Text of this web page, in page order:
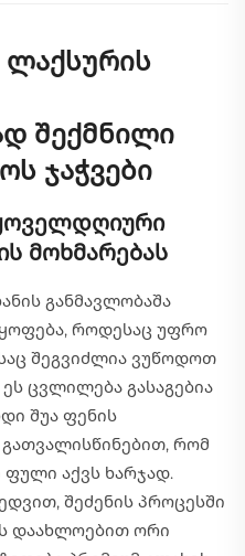
ლაქსურის
შექმნილი
ჯაჭვები
მოხმარებას
განმავლობაშა
როდესაც უფრო
შეგვიძლია ვუწოდოთ
ცვლილება გასაგებია
შუა ფენის
რომ
აქვს ხარჯად.
შეძენის პროცესში
დაახლოებით ორი